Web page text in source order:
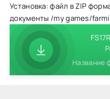
Установка: файл в ZIP
документы /my games/